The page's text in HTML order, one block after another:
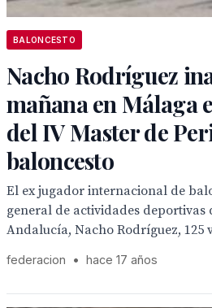
BALONCESTO
Nacho Rodríguez
mañana en Málaga
del IV Master de
baloncesto
El ex jugador internacional de
general de actividades deportivas
Andalucía, Nacho Rodríguez, 125
federacion • hace 17 años